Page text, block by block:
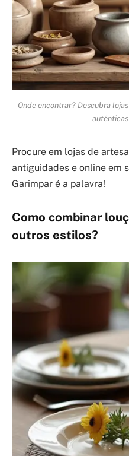
Onde encontrar? Descubra
Procure em lojas de
antiguidades e online em
Garimpar é a palavra!
Como combinar
outros estilos?